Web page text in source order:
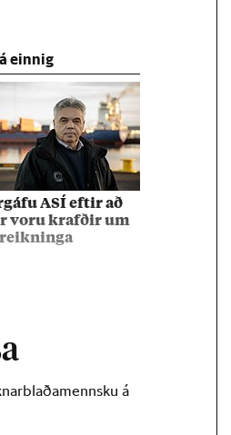
einnig
ASÍ eftir að
voru krafðir um
á